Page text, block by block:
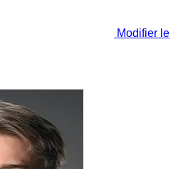
Modifier le